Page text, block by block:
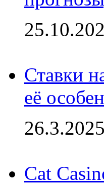
Ставки
её
Cat